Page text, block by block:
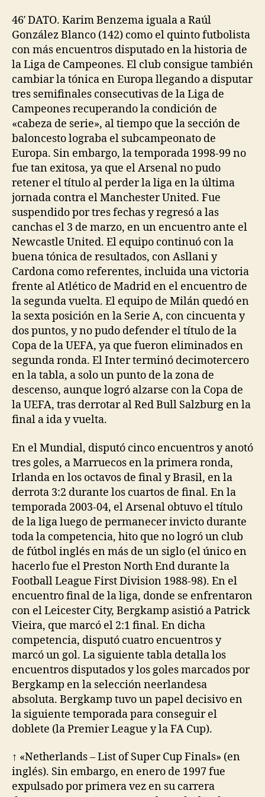
46′ DATO. Karim Benzema iguala a Raúl
González Blanco (142) como el quinto futbolista
con más encuentros disputado en la historia de
la Liga de Campeones. El club consigue también
cambiar la tónica en Europa llegando a disputar
tres semifinales consecutivas de la Liga de
Campeones recuperando la condición de
«cabeza de serie», al tiempo que la sección de
baloncesto lograba el subcampeonato de
Europa. Sin embargo, la temporada 1998-99 no
fue tan exitosa, ya que el Arsenal no pudo
retener el título al perder la liga en la última
jornada contra el Manchester United. Fue
suspendido por tres fechas y regresó a las
canchas el 3 de marzo, en un encuentro ante el
Newcastle United. El equipo continuó con la
buena tónica de resultados, con Asllani y
Cardona como referentes, incluida una victoria
frente al Atlético de Madrid en el encuentro de
la segunda vuelta. El equipo de Milán quedó en
la sexta posición en la Serie A, con cincuenta y
dos puntos, y no pudo defender el título de la
Copa de la UEFA, ya que fueron eliminados en
segunda ronda. El Inter terminó decimotercero
en la tabla, a solo un punto de la zona de
descenso, aunque logró alzarse con la Copa de
la UEFA, tras derrotar al Red Bull Salzburg en la
final a ida y vuelta.
En el Mundial, disputó cinco encuentros y anotó
tres goles, a Marruecos en la primera ronda,
Irlanda en los octavos de final y Brasil, en la
derrota 3:2 durante los cuartos de final. En la
temporada 2003-04, el Arsenal obtuvo el título
de la liga luego de permanecer invicto durante
toda la competencia, hito que no logró un club
de fútbol inglés en más de un siglo (el único en
hacerlo fue el Preston North End durante la
Football League First Division 1988-98). En el
encuentro final de la liga, donde se enfrentaron
con el Leicester City, Bergkamp asistió a Patrick
Vieira, que marcó el 2:1 final. En dicha
competencia, disputó cuatro encuentros y
marcó un gol. La siguiente tabla detalla los
encuentros disputados y los goles marcados por
Bergkamp en la selección neerlandesa
absoluta. Bergkamp tuvo un papel decisivo en
la siguiente temporada para conseguir el
doblete (la Premier League y la FA Cup).
↑ «Netherlands – List of Super Cup Finals» (en
inglés). Sin embargo, en enero de 1997 fue
expulsado por primera vez en su carrera